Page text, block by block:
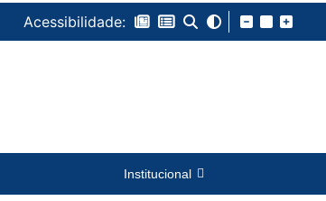
Acessibilidade:
Institucional